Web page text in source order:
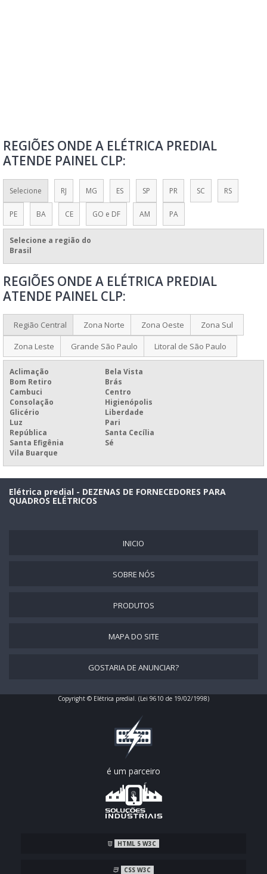
PAINEL DE AUTOMAÇÃO DE IRRIGAÇÃO
PAINEL DE AUTOMAÇÃO INDUSTRIAL
PAINEL DE AUTOMAÇÃO PARA GERADOR
PAINEL DE AUTOMAÇÃO PARA IRRIGAÇÃO
PAINEL DE CHAMADA
PAINEL DE COMANDO PARA ELEVADORES
PAINEL DE COMANDO PARA MOTORES
PAINEL DE CONFIGURAÇÃO
PAINEL DE CONTROLE
PAINEL DE CONTROLE DE PINTURA
PAINEL DE CONTROLE EMPRESARIAL
PAINEL DE CONTROLE IHM
PAINEL DE CONTROLE PARA EXTINÇÃO
PAINEL DE CONTROLE PARA INDÚSTRIA
PAINEL DE CONTROLE PLC
PAINEL DE DIAS SEM ACIDENTES
PAINEL DE DISTRIBUIÇÃO ELÉTRICA
PAINEL DE DISTRIBUIÇÃO ELÉTRICA INDUSTRIAL
PAINEL DE MENSAGEM PARA VIATURA
PAINEL DE MENSAGENS
PAINEL DE SECAGEM INFRAVERMELHO
PAINEL EQUIPAMENTOS ELÉTRICOS
PAINEL INDICADOR DE PRODUÇÃO
REGIÕES ONDE A ELÉTRICA PREDIAL
ATENDE PAINEL CLP:
Selecione RJ MG ES SP PR SC RS
PE BA CE GO e DF AM PA
Selecione a região do
Brasil
REGIÕES ONDE A ELÉTRICA PREDIAL
ATENDE PAINEL CLP:
Região Central Zona Norte Zona Oeste
Zona Sul
Zona Leste
Grande São Paulo Litoral de São Paulo
Aclimação
Bela Vista
Bom Retiro
Brás
Cambuci
Centro
Consolação
Higienópolis
Glicério
Liberdade
Luz
Pari
República
Santa Cecília
Santa Efigênia
Sé
Vila Buarque
Elétrica predial - DEZENAS DE FORNECEDORES PARA
QUADROS ELÉTRICOS
INICIO
SOBRE NÓS
PRODUTOS
MAPA DO SITE
GOSTARIA DE ANUNCIAR?
Copyright © Elétrica predial. (Lei 9610 de 19/02/1998)
é um parceiro
HTML 5 W3C
CSS W3C